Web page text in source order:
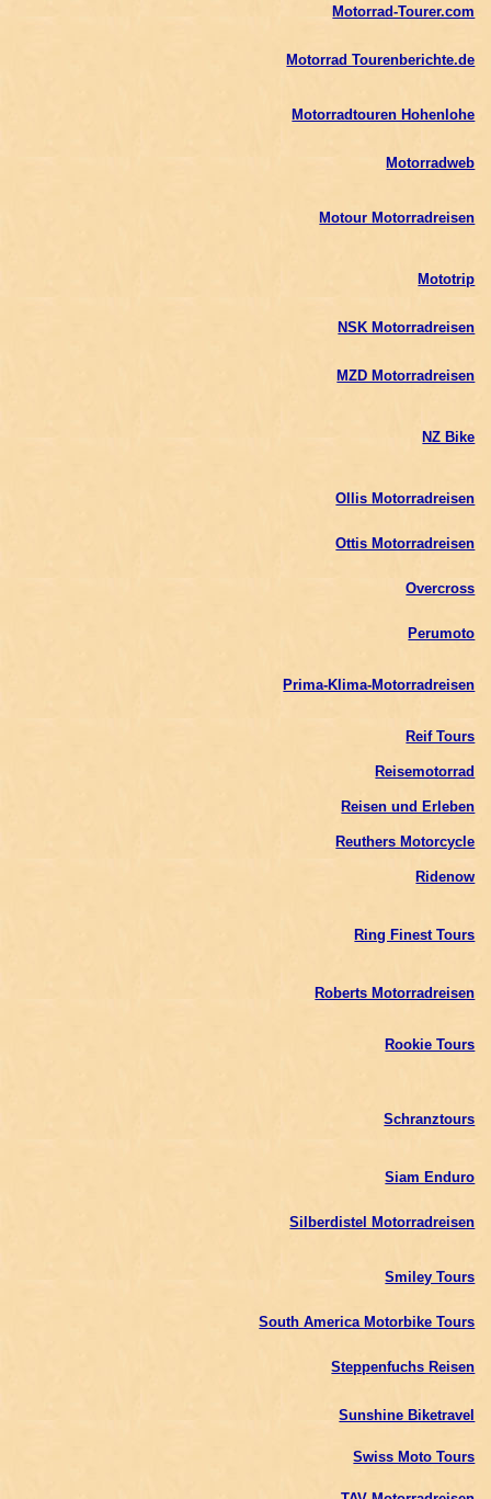
Motorrad-Tourer.com
Motorrad Tourenberichte.de
Motorradtouren Hohenlohe
Motorradweb
Motour Motorradreisen
Mototrip
NSK Motorradreisen
MZD Motorradreisen
NZ Bike
Ollis Motorradreisen
Ottis Motorradreisen
Overcross
Perumoto
Prima-Klima-Motorradreisen
Reif Tours
Reisemotorrad
Reisen und Erleben
Reuthers Motorcycle
Ridenow
Ring Finest Tours
Roberts Motorradreisen
Rookie Tours
Schranztours
Siam Enduro
Silberdistel Motorradreisen
Smiley Tours
South America Motorbike Tours
Steppenfuchs Reisen
Sunshine Biketravel
Swiss Moto Tours